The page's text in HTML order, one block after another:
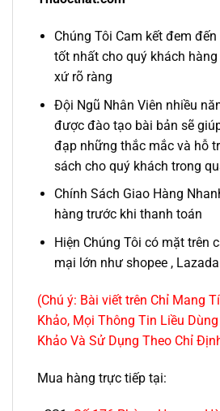
Chúng Tôi Cam kết đem
tốt nhất cho quý khách
xứ rõ ràng
Đội Ngũ Nhân Viên nhiều
được đào tạo bài bản sẽ
đạp những thắc mắc và hỗ
sách cho quý khách trong
Chính Sách Giao Hàng
hàng trước khi thanh toán
Hiện Chúng Tôi có mặt trên
mại lớn như shopee ,
(Chú ý: Bài viết trên Chỉ Mang
Khảo, Mọi Thông Tin Liều
Khảo Và Sử Dụng Theo Chỉ
Mua hàng trực tiếp tại: